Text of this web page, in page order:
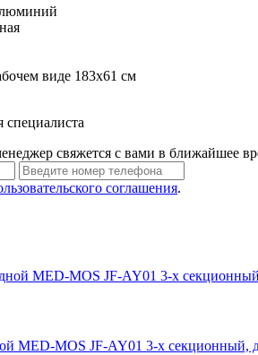
виде 183х61 см
специалиста
свяжется с вами в ближайшее
соглашения.
MED-MOS JF-AY01 3-х секционный,